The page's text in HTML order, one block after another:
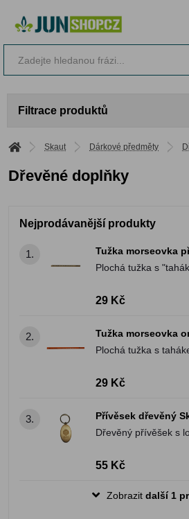
Filtrace produktů
Skaut Dárkové předměty
Dřevěné doplňky
Nejprodávanější produkty
1.
Tužka morseovka
Plochá tužka s
29 Kč
2.
Tužka morseovka
Plochá tužka s
29 Kč
3.
Přívěsek dřevěný
Dřevěný přívěšek s
55 Kč
Zobrazit další 1